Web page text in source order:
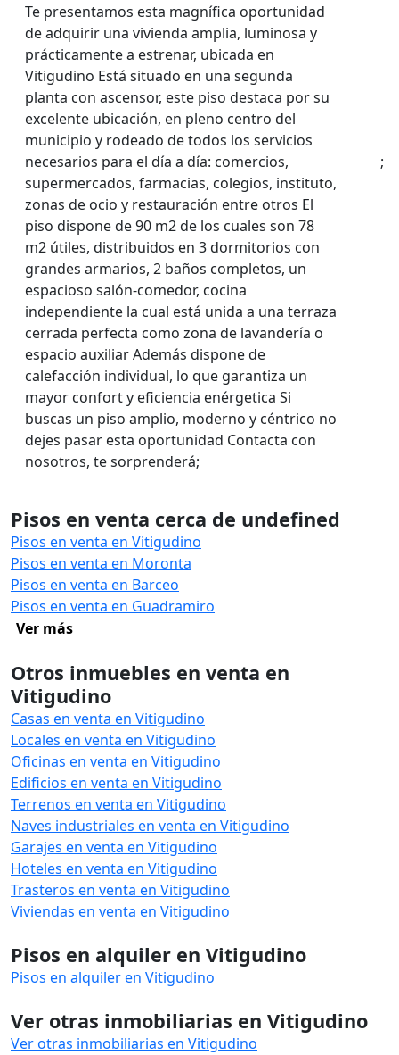
Te presentamos esta magnífica oportunidad
de adquirir una vivienda amplia, luminosa y
prácticamente a estrenar, ubicada en
Vitigudino Está situado en una segunda
planta con ascensor, este piso destaca por su
excelente ubicación, en pleno centro del
municipio y rodeado de todos los servicios
necesarios para el día a día: comercios,
supermercados, farmacias, colegios, instituto,
zonas de ocio y restauración entre otros El
piso dispone de 90 m2 de los cuales son 78
m2 útiles, distribuidos en 3 dormitorios con
grandes armarios, 2 baños completos, un
espacioso salón-comedor, cocina
independiente la cual está unida a una terraza
cerrada perfecta como zona de lavandería o
espacio auxiliar Además dispone de
calefacción individual, lo que garantiza un
mayor confort y eficiencia enérgetica Si
buscas un piso amplio, moderno y céntrico no
dejes pasar esta oportunidad Contacta con
nosotros, te sorprenderá;
;
Pisos en venta cerca de undefined
Pisos en venta en Vitigudino
Pisos en venta en Moronta
Pisos en venta en Barceo
Pisos en venta en Guadramiro
Ver más
Otros inmuebles en venta en
Vitigudino
Casas en venta en Vitigudino
Locales en venta en Vitigudino
Oficinas en venta en Vitigudino
Edificios en venta en Vitigudino
Terrenos en venta en Vitigudino
Naves industriales en venta en Vitigudino
Garajes en venta en Vitigudino
Hoteles en venta en Vitigudino
Trasteros en venta en Vitigudino
Viviendas en venta en Vitigudino
Pisos en alquiler en Vitigudino
Pisos en alquiler en Vitigudino
Ver otras inmobiliarias en Vitigudino
Ver otras inmobiliarias en Vitigudino